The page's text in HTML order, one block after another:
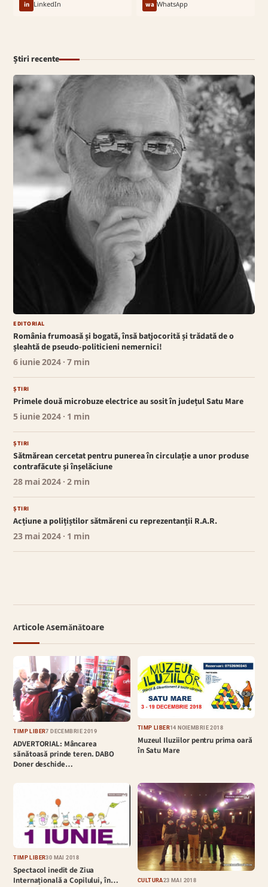
in LinkedIn wa WhatsApp
Știri recente
EDITORIAL
România frumoasă și bogată, însă batjocorită și trădată de o
șleahtă de pseudo-politicieni nemernici!
6 iunie 2024 · 7 min
ȘTIRI
Primele două microbuze electrice au sosit în județul Satu Mare
5 iunie 2024 · 1 min
ȘTIRI
Sătmărean cercetat pentru punerea în circulație a unor produse
contrafăcute și înșelăciune
28 mai 2024 · 2 min
ȘTIRI
Acțiune a polițiștilor sătmăreni cu reprezentanții R.A.R.
23 mai 2024 · 1 min
Articole Asemănătoare
TIMP LIBER7 DECEMBRIE 2019
ADVERTORIAL: Mâncarea
sănătoasă prinde teren. DABO
Doner deschide…
TIMP LIBER14 NOIEMBRIE 2018
Muzeul Iluziilor pentru prima oară
în Satu Mare
TIMP LIBER30 MAI 2018
Spectacol inedit de Ziua
Internațională a Copilului, în…
CULTURĂ23 MAI 2018